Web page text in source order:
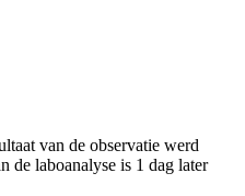
van de observatie werd
de laboanalyse is 1 dag later